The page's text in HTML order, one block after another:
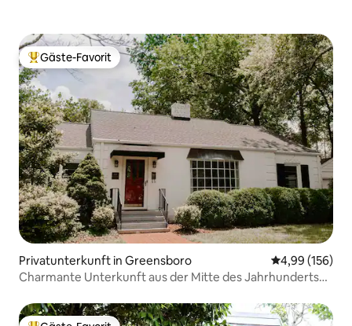
Beliebter Gäste-Favorit.
Gäste-Favorit
Privatunterkunft in Greensboro
4,99 (156)
Charmante Unterkunft aus der Mitte des Jahrhunderts